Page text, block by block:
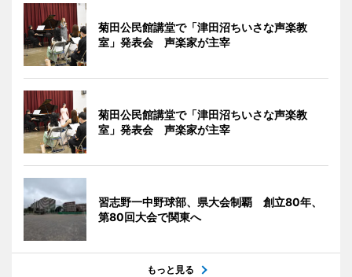
菊田公民館講堂で「津田沼ちいさな声楽教
室」発表会 声楽家が主宰
菊田公民館講堂で「津田沼ちいさな声楽教
室」発表会 声楽家が主宰
習志野一中野球部、県大会制覇 創立80年、
第80回大会で関東へ
もっと見る